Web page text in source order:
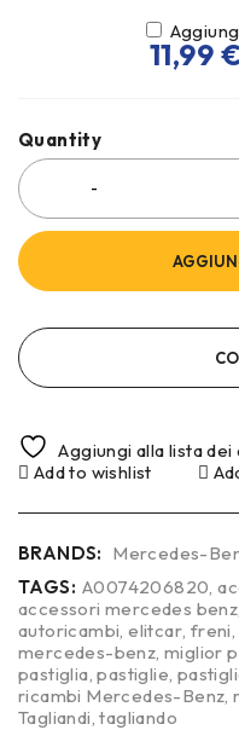
11,99
Quantity
Aggiungi alla lista dei
Add to wishlist
BRANDS: Mercedes-
TAGS: A0074206820 ,
accessori mercedes benz
autoricambi ,elitcar freni
mercedes-benz ,miglior
pastiglia ,pastiglie
ricambi Mercedes-Benz ,
Tagliandi ,tagliando